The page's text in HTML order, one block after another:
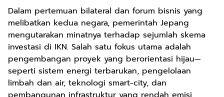
Dalam pertemuan bilateral dan forum bisnis yang
melibatkan kedua negara, pemerintah Jepang
mengutarakan minatnya terhadap sejumlah skema
investasi di IKN. Salah satu fokus utama adalah
pengembangan proyek yang berorientasi hijau—
seperti sistem energi terbarukan, pengelolaan
limbah dan air, teknologi smart-city, dan